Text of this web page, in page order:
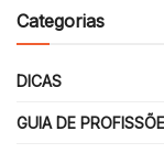
Categorias
DICAS
GUIA DE